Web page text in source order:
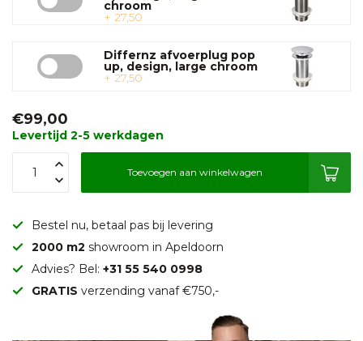
chroom
+ 27,50
Differnz afvoerplug pop
up, design, large chroom
+ 27,50
€99,00
Levertijd 2-5 werkdagen
Toevoegen aan winkelwagen
Bestel nu, betaal pas bij levering
2000 m2 showroom in Apeldoorn
Advies? Bel: +31 55 540 0998
GRATIS verzending vanaf €750,-